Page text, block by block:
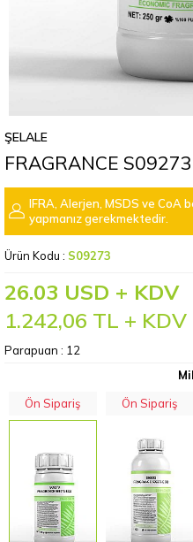
ŞELALE
FRAGRANCE
IFRA, Alerjen, MSDS ve CoA
yapmanız gerekmektedir.
Ürün Kodu : S09273
26.03 USD + KDV
1.242,06 TL + KDV
Parapuan : 12
Ön Sipariş
Ön Sipariş